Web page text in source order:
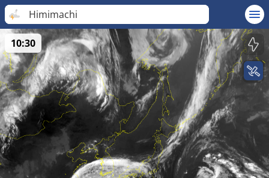
Himimachi
10:30